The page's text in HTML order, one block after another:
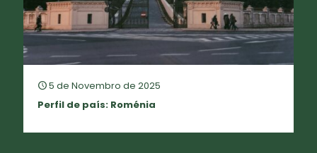
5 de Novembro de 2025
Perfil de país: Roménia